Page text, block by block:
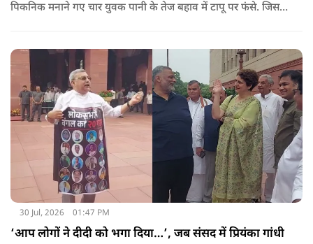
पिकनिक मनाने गए चार युवक पानी के तेज बहाव में टापू पर फंसे. जिसके
30 Jul, 2026 01:47 PM
‘आप लोगों ने दीदी को भगा दिया…’, जब संसद में प्रियंका गांधी